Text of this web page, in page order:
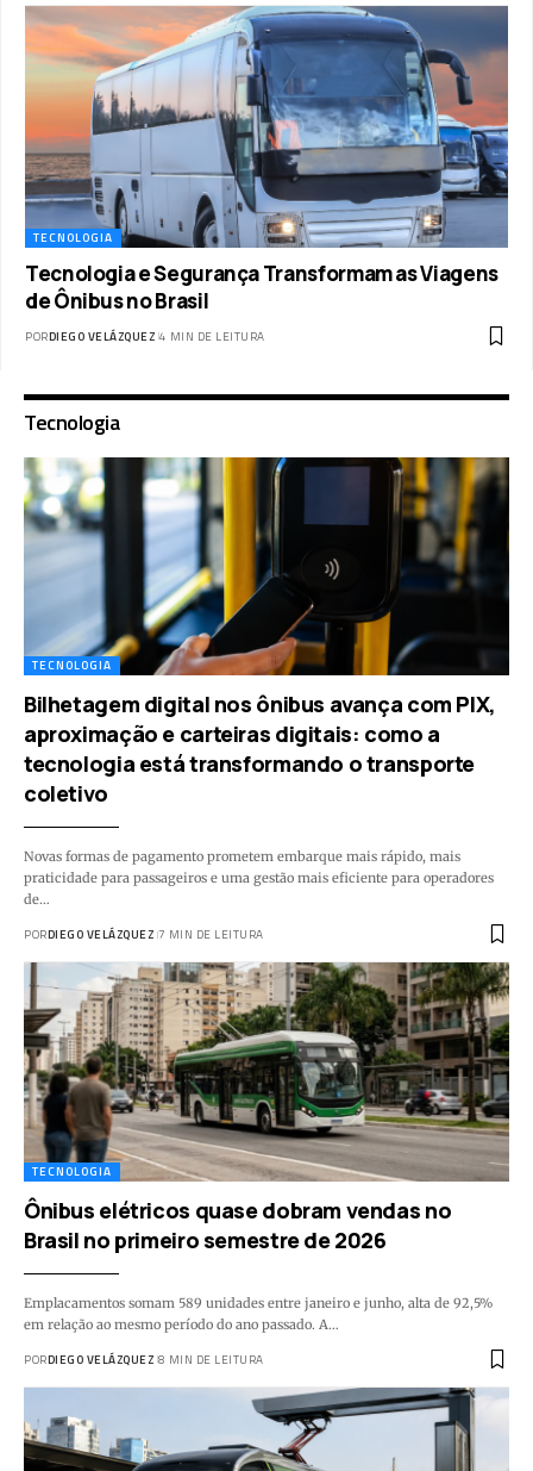
TECNOLOGIA
Tecnologia e Segurança Transformam as Viagens
de Ônibus no Brasil
PORDIEGO VELÁZQUEZ 4 MIN DE LEITURA
Tecnologia
TECNOLOGIA
Bilhetagem digital nos ônibus avança com PIX,
aproximação e carteiras digitais: como a
tecnologia está transformando o transporte
coletivo
Novas formas de pagamento prometem embarque mais rápido, mais
praticidade para passageiros e uma gestão mais eficiente para operadores
de…
PORDIEGO VELÁZQUEZ 7 MIN DE LEITURA
TECNOLOGIA
Ônibus elétricos quase dobram vendas no
Brasil no primeiro semestre de 2026
Emplacamentos somam 589 unidades entre janeiro e junho, alta de 92,5%
em relação ao mesmo período do ano passado. A…
PORDIEGO VELÁZQUEZ 8 MIN DE LEITURA